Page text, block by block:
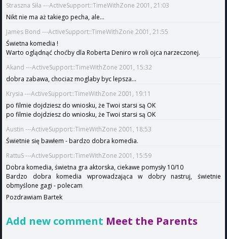
Straszna Siła ---ActiveSupport::TimeWithZone 2001, 21:03
Nikt nie ma aż takiego pecha, ale...
James Bond ---ActiveSupport::TimeWithZone 2001, 21:55
Świetna komedia !
Warto oglądnąć choćby dla Roberta Deniro w roli ojca narzeczonej.
Akand ---ActiveSupport::TimeWithZone 2001, 15:32
dobra zabawa, chociaz moglaby byc lepsza...
Krysia ---ActiveSupport::TimeWithZone 2001, 19:11
po filmie dojdziesz do wniosku, że Twoi starsi są OK
po filmie dojdziesz do wniosku, że Twoi starsi są OK
Austin ---ActiveSupport::TimeWithZone 2001, 18:53
Świetnie się bawłem - bardzo dobra komedia.
RattuS ---ActiveSupport::TimeWithZone 2001, 15:59
Dobra komedia, świetna gra aktorska, ciekawe pomysły 10/10
Bardzo dobra komedia wprowadzająca w dobry nastruj, świetnie
obmyślone gagi - polecam
Pozdrawiam Bartek
Add new comment Meet the Parents